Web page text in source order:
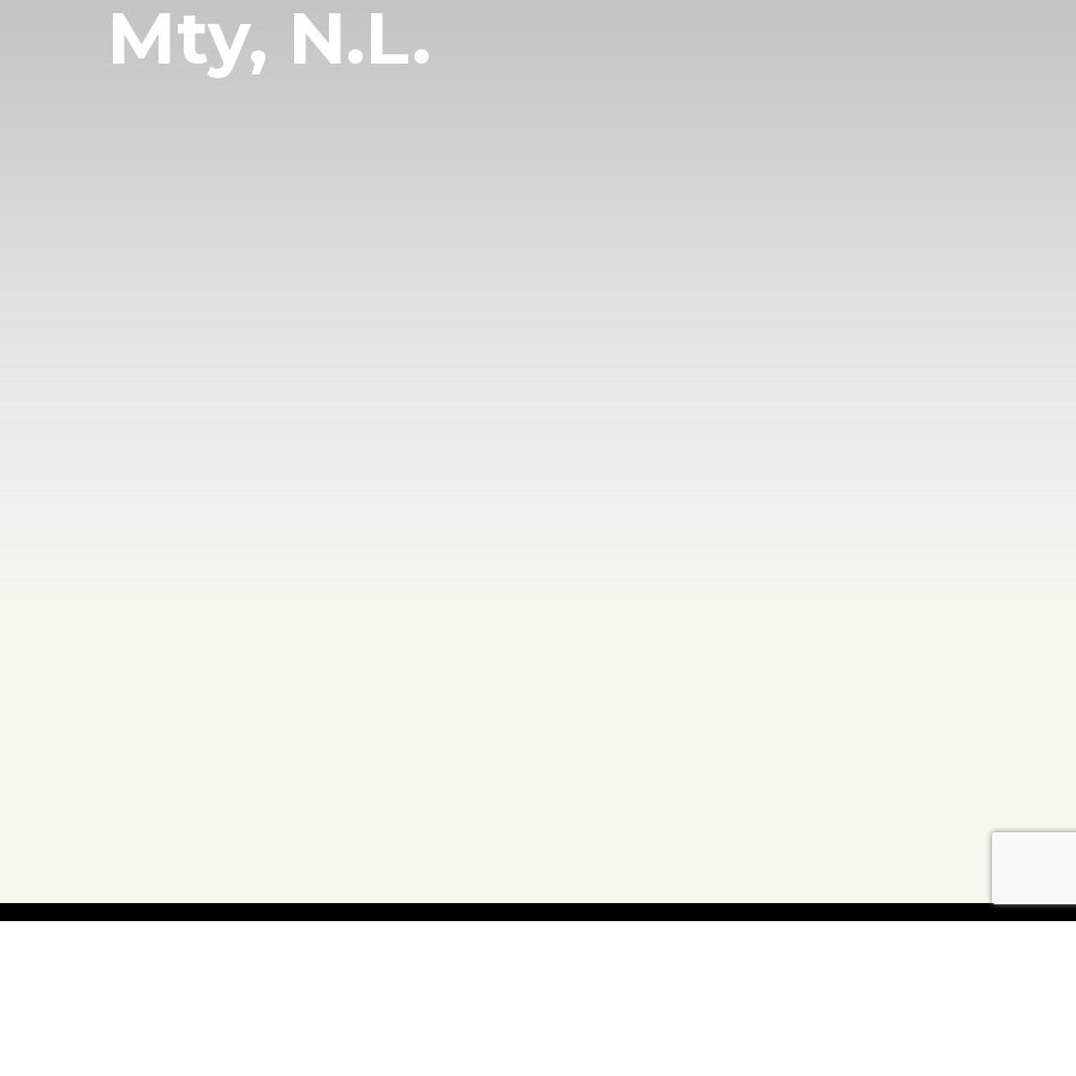
Mty, N.L.